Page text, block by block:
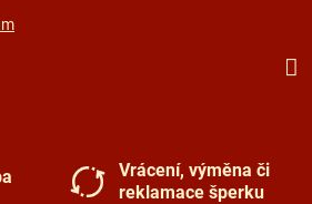
Vrácení, výměna či
reklamace šperku